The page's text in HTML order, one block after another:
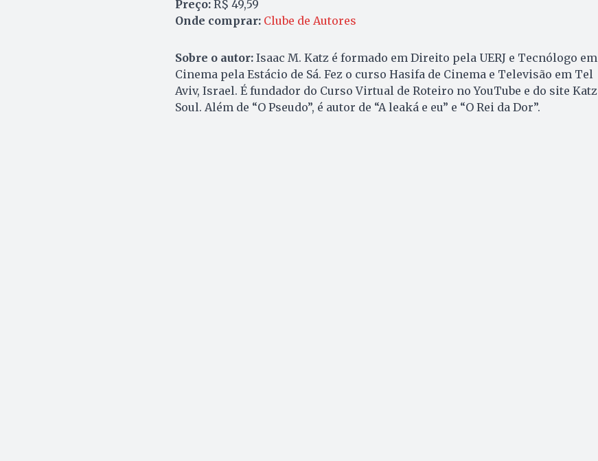
Preço:R$ 49,59
Onde comprar: Clube de Autores
Sobre o autor:Isaac M. Katz é formado em Direito pela UERJ e Tecnólogo em
Cinema pela Estácio de Sá. Fez o curso Hasifa de Cinema e Televisão em Tel
Aviv, Israel. É fundador do Curso Virtual de Roteiro no YouTube e do site Katz
Soul. Além de “O Pseudo”, é autor de “A leaká e eu” e “O Rei da Dor”.